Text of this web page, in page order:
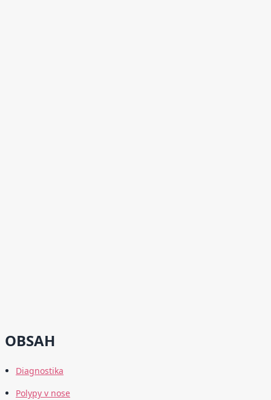
OBSAH
Diagnostika
Polypy v nose